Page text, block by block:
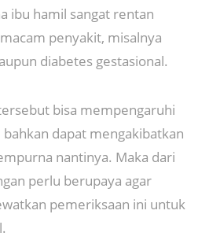
ibu hamil sangat rentan
penyakit, misalnya
diabetes gestasional.
bisa mempengaruhi
dapat mengakibatkan
nantinya. Maka dari
perlu berupaya agar
pemeriksaan ini untuk